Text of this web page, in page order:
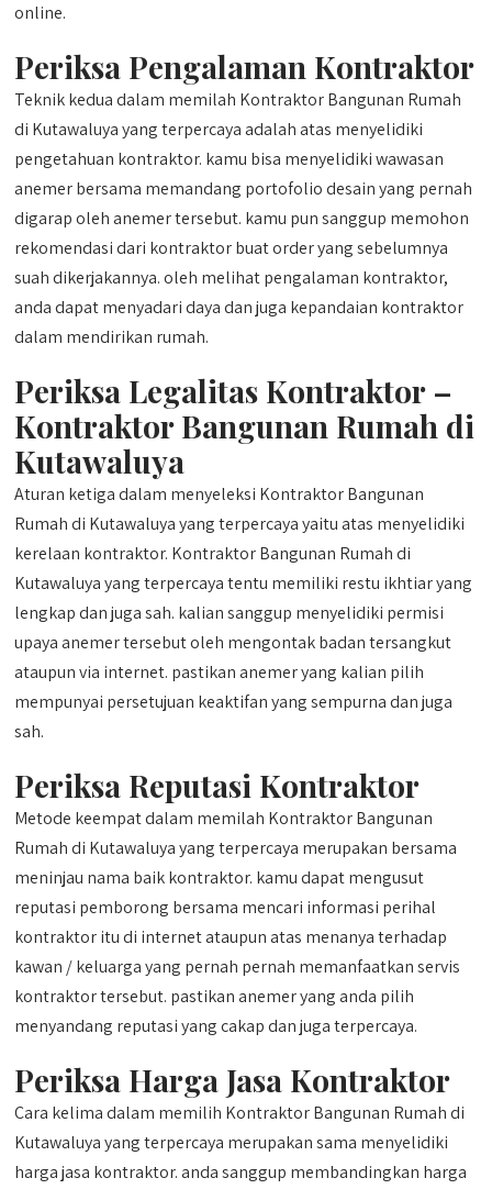
online.
Periksa Pengalaman Kontraktor
Teknik kedua dalam memilah Kontraktor Bangunan Rumah
di Kutawaluya yang terpercaya adalah atas menyelidiki
pengetahuan kontraktor. kamu bisa menyelidiki wawasan
anemer bersama memandang portofolio desain yang pernah
digarap oleh anemer tersebut. kamu pun sanggup memohon
rekomendasi dari kontraktor buat order yang sebelumnya
suah dikerjakannya. oleh melihat pengalaman kontraktor,
anda dapat menyadari daya dan juga kepandaian kontraktor
dalam mendirikan rumah.
Periksa Legalitas Kontraktor –
Kontraktor Bangunan Rumah di
Kutawaluya
Aturan ketiga dalam menyeleksi Kontraktor Bangunan
Rumah di Kutawaluya yang terpercaya yaitu atas menyelidiki
kerelaan kontraktor. Kontraktor Bangunan Rumah di
Kutawaluya yang terpercaya tentu memiliki restu ikhtiar yang
lengkap dan juga sah. kalian sanggup menyelidiki permisi
upaya anemer tersebut oleh mengontak badan tersangkut
ataupun via internet. pastikan anemer yang kalian pilih
mempunyai persetujuan keaktifan yang sempurna dan juga
sah.
Periksa Reputasi Kontraktor
Metode keempat dalam memilah Kontraktor Bangunan
Rumah di Kutawaluya yang terpercaya merupakan bersama
meninjau nama baik kontraktor. kamu dapat mengusut
reputasi pemborong bersama mencari informasi perihal
kontraktor itu di internet ataupun atas menanya terhadap
kawan / keluarga yang pernah pernah memanfaatkan servis
kontraktor tersebut. pastikan anemer yang anda pilih
menyandang reputasi yang cakap dan juga terpercaya.
Periksa Harga Jasa Kontraktor
Cara kelima dalam memilih Kontraktor Bangunan Rumah di
Kutawaluya yang terpercaya merupakan sama menyelidiki
harga jasa kontraktor. anda sanggup membandingkan harga